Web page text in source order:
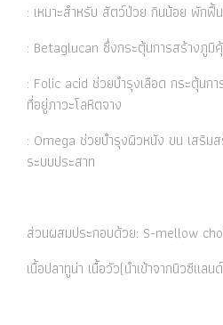
: เหมาะสำหรับ สัตว์ป่วย กินน้อย พักฟื้
: Betaglucan ซึ่งกระตุ้นการสร้างภูมิ
: Folic acid ช่วยบำรุงเลือด กระตุ้นก
ที่อยู่ภาวะโลหิตจาง
: Omega ช่วยบำรุงผิวหนัง ขน เสริม
ระบบประสาท
ส่วนผสมประกอบด้วย: S-mellow
เนื้อปลาทูน่า เนื้อวัว(นำเข้าจากนิวซีแลนด์